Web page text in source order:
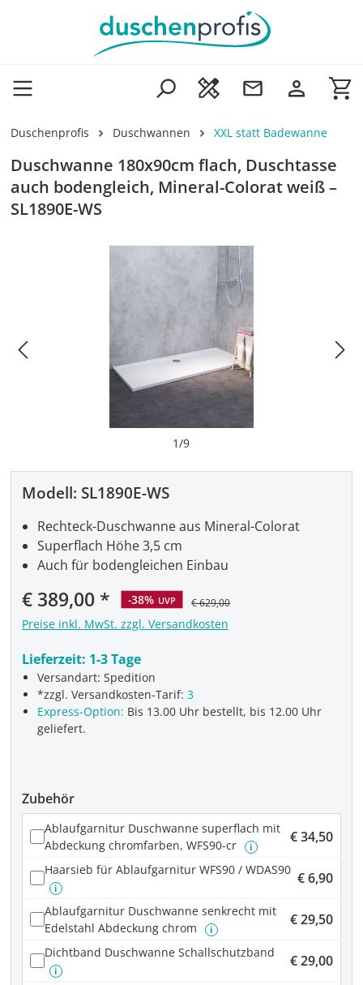
Zum Hauptinhalt springen
Duschenprofis Duschwannen XXL statt Badewanne
Duschwanne 180x90cm flach, Duschtasse
auch bodengleich, Mineral-Colorat weiß –
SL1890E-WS
1/9
Modell: SL1890E-WS
Verkaufspreis:
€ 389,00 -38% UVP € 629,00
Preise inkl. MwSt. zzgl. Versandkosten
Lieferzeit: 1-3 Tage
Versandart: Spedition
*zzgl. Versandkosten-Tarif:3
Express-Option: Bis 13.00 Uhr bestellt, bis 12.00 Uhr
geliefert.
Rechteck-Duschwanne aus Mineral-Colorat
Superflach Höhe 3,5 cm
Auch für bodengleichen Einbau
Zubehör
Ablaufgarnitur Duschwanne superflach mit
Abdeckung chromfarben, WFS90-cr
i
€ 34,50
Haarsieb für Ablaufgarnitur WFS90 / WDAS90
i
€ 6,90
Ablaufgarnitur Duschwanne senkrecht mit
Edelstahl Abdeckung chrom
i
€ 29,50
Dichtband Duschwanne Schallschutzband
i
€ 29,00